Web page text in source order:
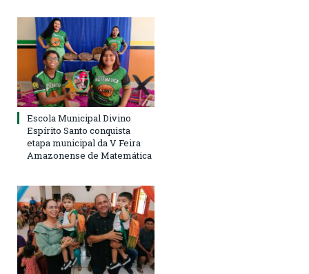
Escola Municipal Divino
Espírito Santo conquista
etapa municipal da V Feira
Amazonense de Matemática